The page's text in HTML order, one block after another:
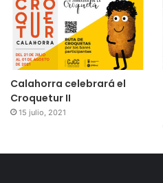
Calahorra celebrará el
Croquetur II
15 julio, 2021